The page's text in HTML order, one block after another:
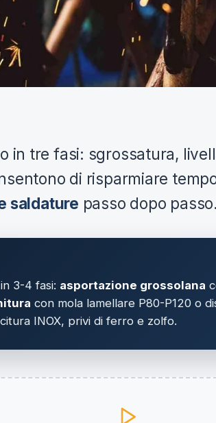
in tre fasi: sgrossatura,
di risparmiare
saldature passo dopo passo.
3-4 fasi: asportazione grossolana
con mola lamellare P80-P120 o
INOX, privi di ferro e zolfo.